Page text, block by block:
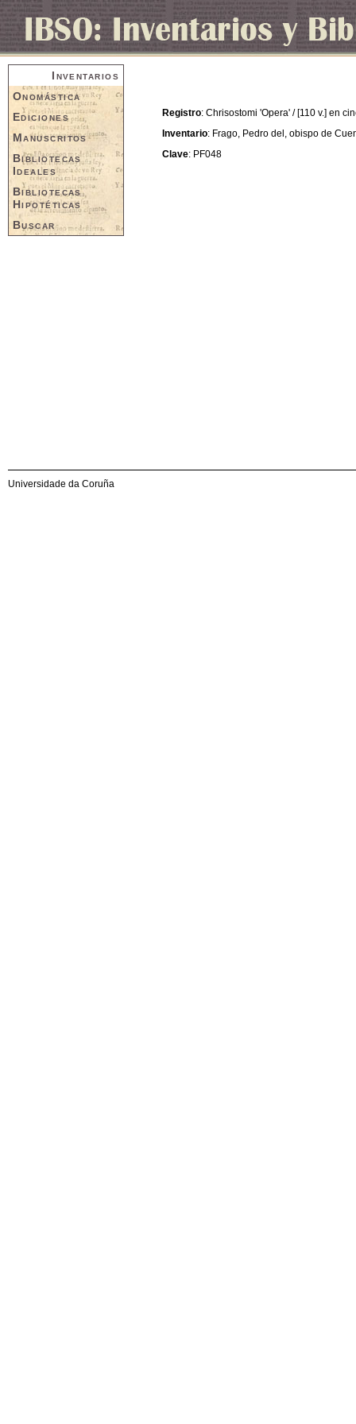
Inventarios
Onomástica
Ediciones
Manuscritos
Bibliotecas
Ideales
Bibliotecas
Hipotéticas
Buscar
Registro: Chrisostomi 'Opera' / [110 v.] en
Inventario: Frago, Pedro del, obispo de
Clave: PF048
Universidade da Coruña